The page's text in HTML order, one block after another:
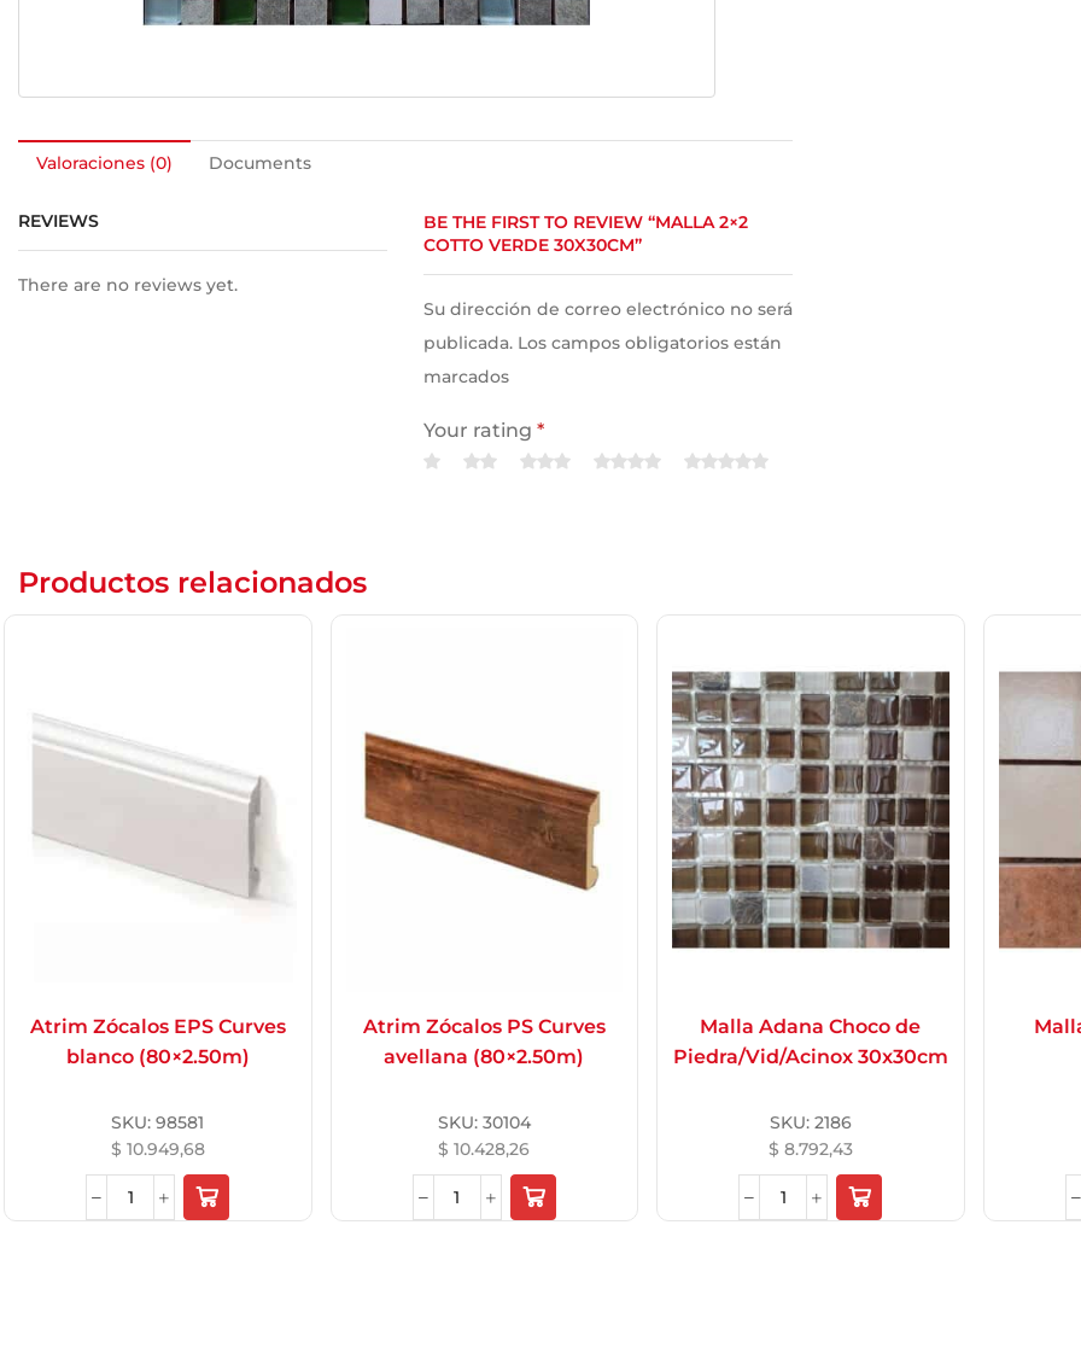
Valoraciones (0) Documents
REVIEWS
There are no reviews yet.
BE THE FIRST TO REVIEW “MALLA 2×2
COTTO VERDE 30X30CM”
Su dirección de correo electrónico no será
publicada. Los campos obligatorios están
marcados
Your rating *
Name *
Guarda mi nombre, correo
navegador para la próxima vez
que comente.
Productos relacionados
Atrim Zócalos EPS Curves
blanco (80×2.50m)
SKU:98581
$ 10.949,68
Atrim Zócalos PS Curves
avellana (80×2.50m)
SKU: 30104
$ 10.428,26
Malla Adana Choco de
Piedra/Vid/Acinox 30x30cm
SKU: 2186
$ 8.792,43